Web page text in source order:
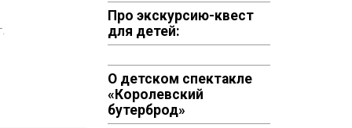
Про экскурсию-квест
для детей:
О детском спектакле
«‎Королевский
бутерброд»